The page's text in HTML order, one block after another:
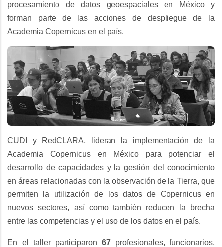
procesamiento de datos geoespaciales en México y
forman parte de las acciones de despliegue de la
Academia Copernicus en el país.
CUDI y RedCLARA, lideran la implementación de la
Academia Copernicus en México para potenciar el
desarrollo de capacidades y la gestión del conocimiento
en áreas relacionadas con la observación de la Tierra, que
permiten la utilización de los datos de Copernicus en
nuevos sectores, así como también reducen la brecha
entre las competencias y el uso de los datos en el país.
En el taller participaron 67 profesionales, funcionarios,